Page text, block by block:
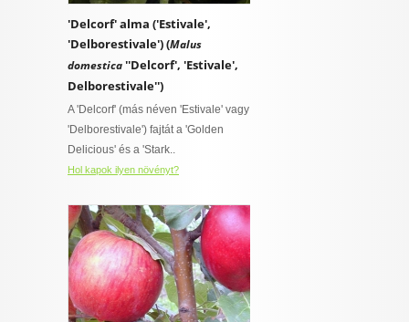
'Delcorf' alma ('Estivale',
'Delborestivale') (Malus
domestica''Delcorf', 'Estivale',
Delborestivale'')
A 'Delcorf' (más néven 'Estivale' vagy
'Delborestivale') fajtát a 'Golden
Delicious' és a 'Stark..
Hol kapok ilyen növényt?